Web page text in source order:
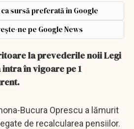
sursă preferată în Google
ne pe Google News
la prevederile noii Legi
în vigoare pe 1
Bucura Oprescu a lămurit
de recalcularea pensiilor.